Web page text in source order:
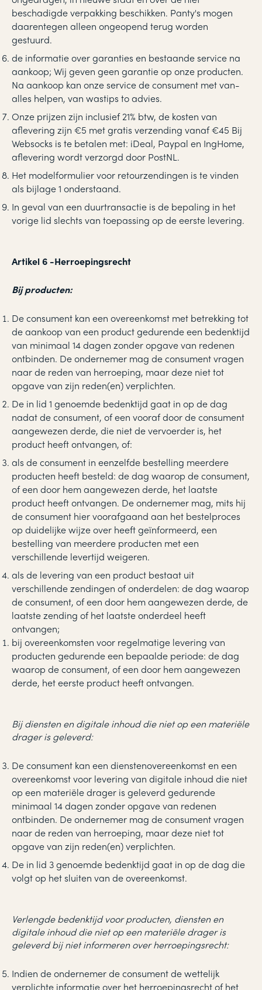
beschadigde verpakking beschikken. Panty's mogen
daarentegen alleen ongeopend terug worden
gestuurd.
de informatie over garanties en bestaande service na
aankoop; Wij geven geen garantie op onze producten.
Na aankoop kan onze service de consument met van-
alles helpen, van wastips to advies.
Onze prijzen zijn inclusief 21% btw, de kosten van
aflevering zijn €5 met gratis verzending vanaf €45 Bij
Websocks is te betalen met: iDeal, Paypal en IngHome,
aflevering wordt verzorgd door PostNL.
Het modelformulier voor retourzendingen is te vinden
als bijlage 1 onderstaand.
In geval van een duurtransactie is de bepaling in het
vorige lid slechts van toepassing op de eerste levering.
Artikel 6 -Herroepingsrecht
Bij producten:
De consument kan een overeenkomst met betrekking tot
de aankoop van een product gedurende een bedenktijd
van minimaal 14 dagen zonder opgave van redenen
ontbinden. De ondernemer mag de consument vragen
naar de reden van herroeping, maar deze niet tot
opgave van zijn reden(en) verplichten.
De in lid 1 genoemde bedenktijd gaat in op de dag
nadat de consument, of een vooraf door de consument
aangewezen derde, die niet de vervoerder is, het
product heeft ontvangen, of:
als de consument in eenzelfde bestelling meerdere
producten heeft besteld: de dag waarop de consument,
of een door hem aangewezen derde, het laatste
product heeft ontvangen. De ondernemer mag, mits hij
de consument hier voorafgaand aan het bestelproces
op duidelijke wijze over heeft geïnformeerd, een
bestelling van meerdere producten met een
verschillende levertijd weigeren.
als de levering van een product bestaat uit
verschillende zendingen of onderdelen: de dag waarop
de consument, of een door hem aangewezen derde, de
laatste zending of het laatste onderdeel heeft
ontvangen;
bij overeenkomsten voor regelmatige levering van
producten gedurende een bepaalde periode: de dag
waarop de consument, of een door hem aangewezen
derde, het eerste product heeft ontvangen.
Bij diensten en digitale inhoud die niet op een materiële
drager is geleverd:
De consument kan een dienstenovereenkomst en een
overeenkomst voor levering van digitale inhoud die niet
op een materiële drager is geleverd gedurende
minimaal 14 dagen zonder opgave van redenen
ontbinden. De ondernemer mag de consument vragen
naar de reden van herroeping, maar deze niet tot
opgave van zijn reden(en) verplichten.
De in lid 3 genoemde bedenktijd gaat in op de dag die
volgt op het sluiten van de overeenkomst.
Verlengde bedenktijd voor producten, diensten en
digitale inhoud die niet op een materiële drager is
geleverd bij niet informeren over herroepingsrecht:
Indien de ondernemer de consument de wettelijk
verplichte informatie over het herroepingsrecht of het